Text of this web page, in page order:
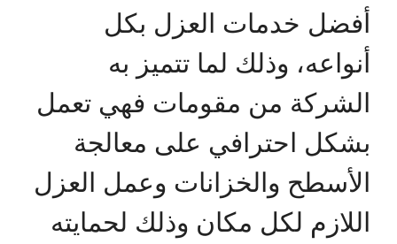
أفضل خدمات العزل بكل
أنواعه، وذلك لما تتميز به
الشركة من مقومات فهي تعمل
بشكل احترافي على معالجة
الأسطح والخزانات وعمل العزل
اللازم لكل مكان وذلك لحمايته